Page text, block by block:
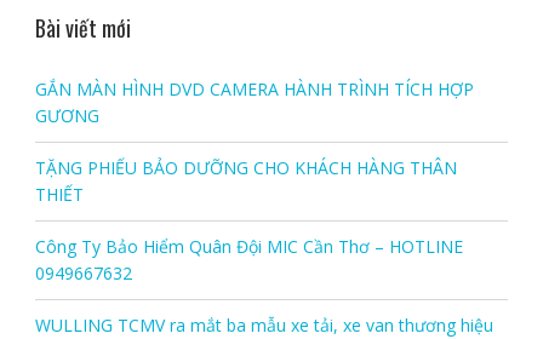
Bài viết mới
GẮN MÀN HÌNH DVD CAMERA HÀNH TRÌNH TÍCH HỢP
GƯƠNG
TẶNG PHIẾU BẢO DƯỠNG CHO KHÁCH HÀNG THÂN
THIẾT
Công Ty Bảo Hiểm Quân Đội MIC Cần Thơ – HOTLINE
0949667632
WULLING TCMV ra mắt ba mẫu xe tải, xe van thương hiệu